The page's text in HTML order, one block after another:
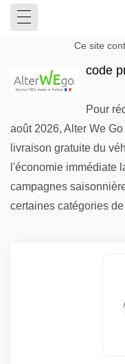
Ce site
code
Pour
août 2026, Alter We
livraison gratuite du
l'économie immédiate
campagnes
certaines catégories